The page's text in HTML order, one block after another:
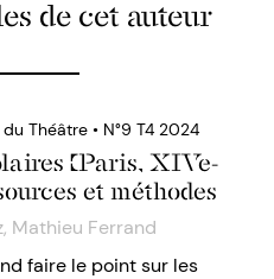
de cet auteur
Théâtre • N°9 T4 2024
(Paris, XIVe-
et méthodes
, Mathieu Ferrand
faire le point sur les